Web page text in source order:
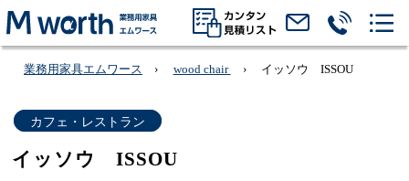
業務用家具エムワース wood chair イッソウ ISSOU
カフェ・レストラン
イッソウ ISSOU